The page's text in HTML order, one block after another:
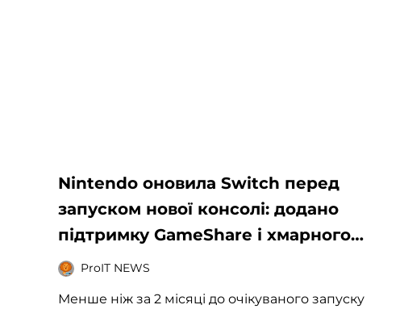
Nintendo оновила Switch перед
запуском нової консолі: додано
підтримку GameShare і хмарного
перенесення даних
ProIT NEWS
Менше ніж за 2 місяці до очікуваного запуску